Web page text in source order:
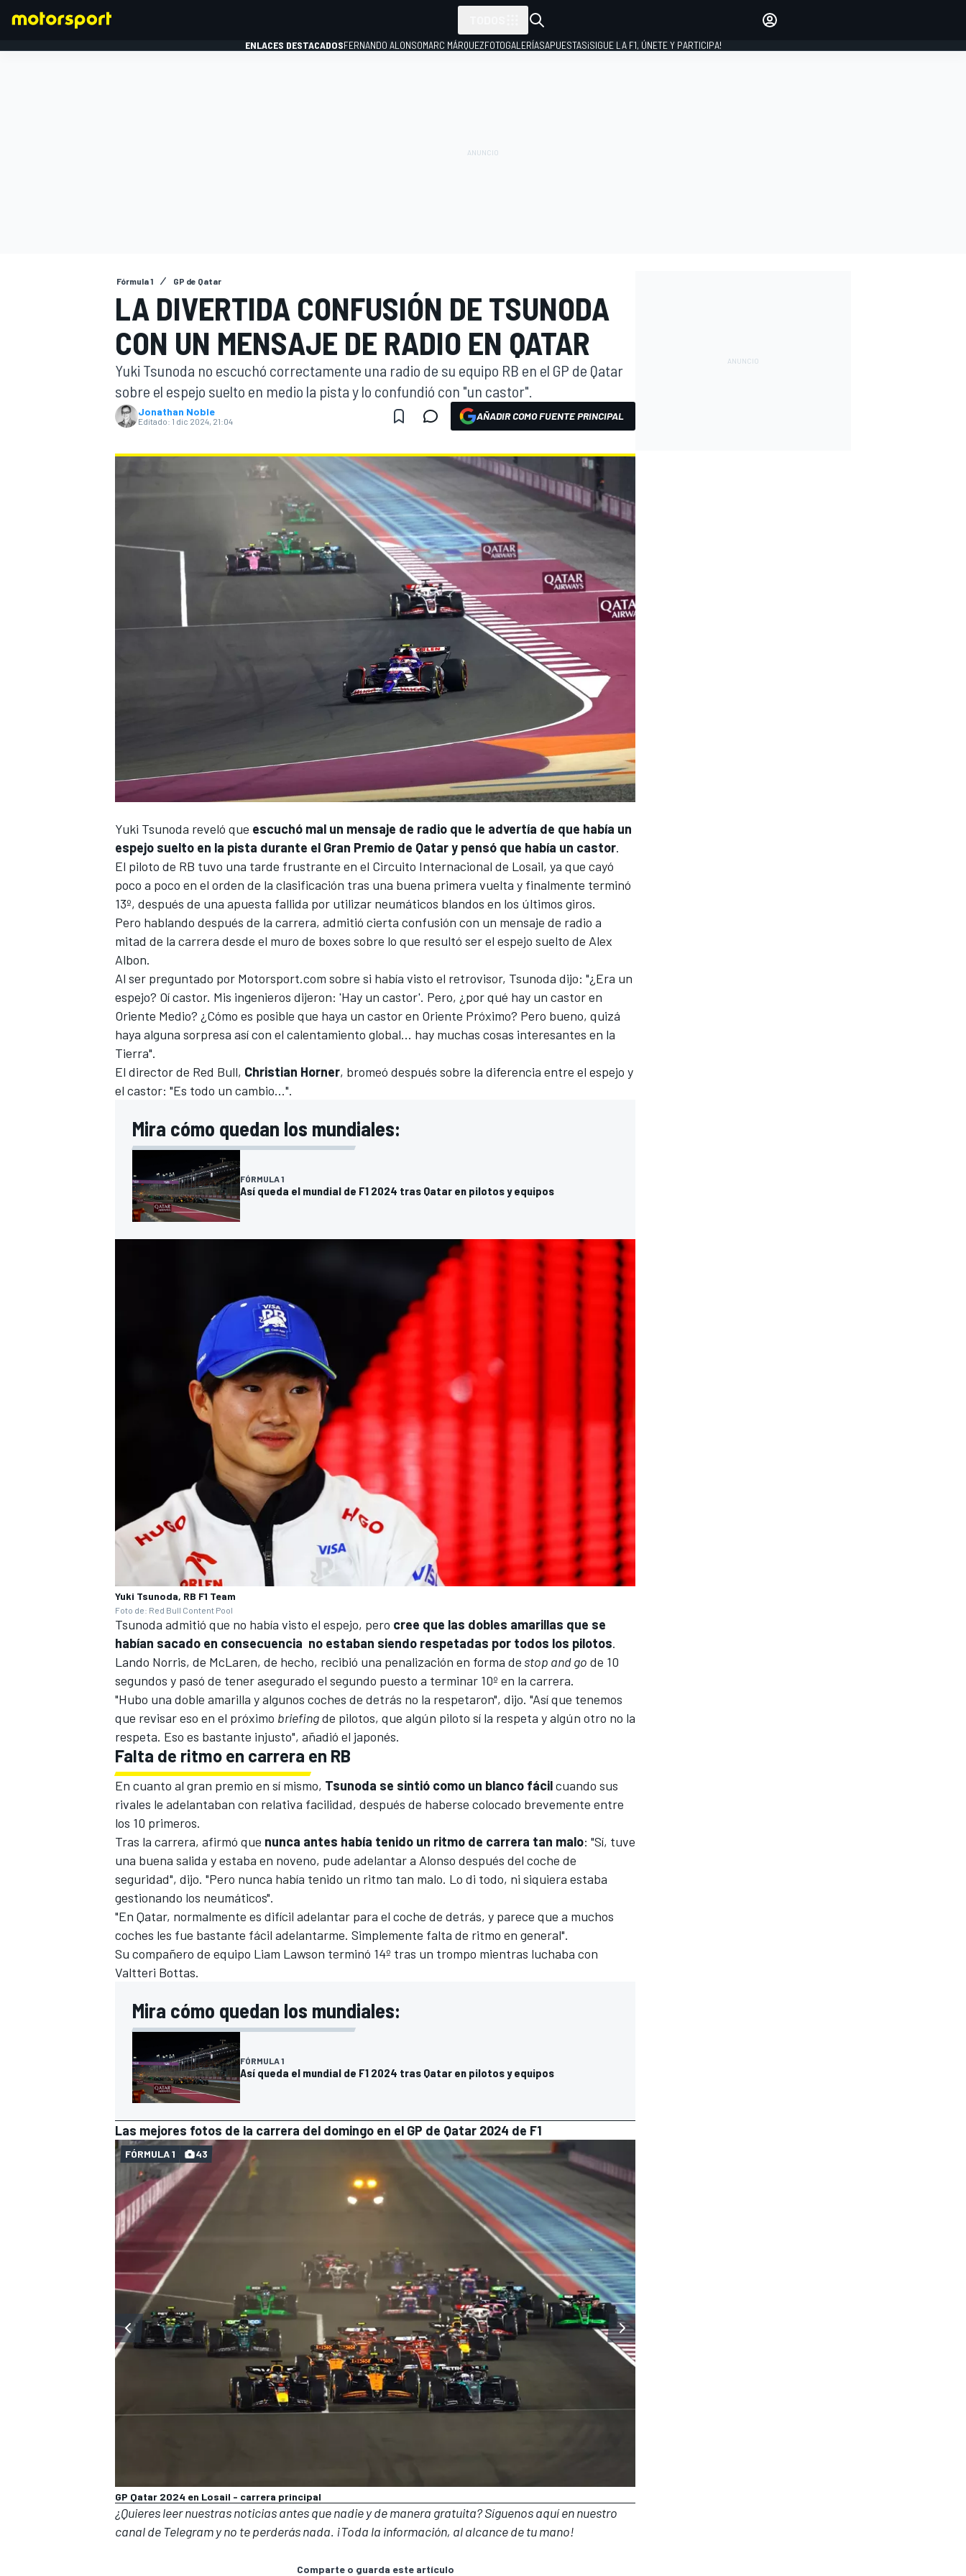
FÓRMULA E
ENLACES DESTACADOSFERNANDO ALONSOMARC MÁRQUEZFOTOGALERÍASAPUESTAS¡SIGUE LA F1, ÚNETE Y PARTICIPA!
Fórmula 1 GP de Qatar
LA DIVERTIDA CONFUSIÓN DE TSUNODA
CON UN MENSAJE DE RADIO EN QATAR
Yuki Tsunoda no escuchó correctamente una radio de su equipo RB en el GP de Qatar
sobre el espejo suelto en medio la pista y lo confundió con "un castor".
Jonathan Noble
Editado: 1 dic 2024, 21:04 AÑADIR COMO FUENTE PRINCIPAL
Yuki Tsunoda reveló que escuchó mal un mensaje de radio que le advertía de que había un
espejo suelto en la pista durante el Gran Premio de Qatar y pensó que había un castor.
El piloto de RB tuvo una tarde frustrante en el Circuito Internacional de Losail, ya que cayó
poco a poco en el orden de la clasificación tras una buena primera vuelta y finalmente terminó
13º, después de una apuesta fallida por utilizar neumáticos blandos en los últimos giros.
Pero hablando después de la carrera, admitió cierta confusión con un mensaje de radio a
mitad de la carrera desde el muro de boxes sobre lo que resultó ser el espejo suelto de Alex
Albon.
Al ser preguntado por Motorsport.com sobre si había visto el retrovisor, Tsunoda dijo: "¿Era un
espejo? Oí castor. Mis ingenieros dijeron: 'Hay un castor'. Pero, ¿por qué hay un castor en
Oriente Medio? ¿Cómo es posible que haya un castor en Oriente Próximo? Pero bueno, quizá
haya alguna sorpresa así con el calentamiento global... hay muchas cosas interesantes en la
Tierra".
El director de Red Bull, Christian Horner, bromeó después sobre la diferencia entre el espejo y
el castor: "Es todo un cambio...".
Mira cómo quedan los mundiales:
FÓRMULA 1
Así queda el mundial de F1 2024 tras Qatar en pilotos y equipos
Yuki Tsunoda, RB F1 Team
Foto de: Red Bull Content Pool
Tsunoda admitió que no había visto el espejo, pero cree que las dobles amarillas que se
habían sacado en consecuencia no estaban siendo respetadas por todos los pilotos.
Lando Norris, de McLaren, de hecho, recibió una penalización en forma de stop and go de 10
segundos y pasó de tener asegurado el segundo puesto a terminar 10º en la carrera.
"Hubo una doble amarilla y algunos coches de detrás no la respetaron", dijo. "Así que tenemos
que revisar eso en el próximo briefingde pilotos, que algún piloto sí la respeta y algún otro no la
respeta. Eso es bastante injusto", añadió el japonés.
Falta de ritmo en carrera en RB
En cuanto al gran premio en sí mismo, Tsunoda se sintió como un blanco fácilcuando sus
rivales le adelantaban con relativa facilidad, después de haberse colocado brevemente entre
los 10 primeros.
Tras la carrera, afirmó que nunca antes había tenido un ritmo de carrera tan malo: "Sí, tuve
una buena salida y estaba en noveno, pude adelantar a Alonso después del coche de
seguridad", dijo. "Pero nunca había tenido un ritmo tan malo. Lo di todo, ni siquiera estaba
gestionando los neumáticos".
"En Qatar, normalmente es difícil adelantar para el coche de detrás, y parece que a muchos
coches les fue bastante fácil adelantarme. Simplemente falta de ritmo en general".
Su compañero de equipo Liam Lawson terminó 14º tras un trompo mientras luchaba con
Valtteri Bottas.
Mira cómo quedan los mundiales:
FÓRMULA 1
Así queda el mundial de F1 2024 tras Qatar en pilotos y equipos
Las mejores fotos de la carrera del domingo en el GP de Qatar 2024 de F1
GP Qatar 2024 en Losail - carrera principal
FÓRMULA 1 43
¿Quieres leer nuestras noticias antes que nadie y de manera gratuita? Síguenosaquí en nuestro
canal de Telegramy no te perderás nada. ¡Toda la información, al alcance de tu mano!
Comparte o guarda este artículo